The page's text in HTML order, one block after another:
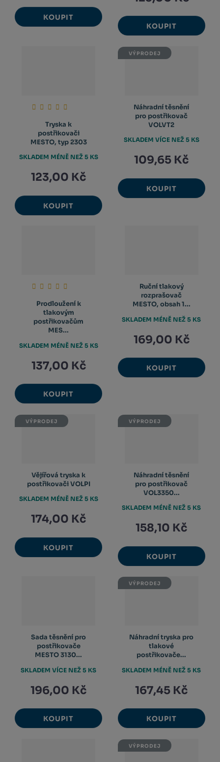
KOUPIT
KOUPIT
Tryska k
postřikovači
MESTO, typ 2303
123,00 Kč
KOUPIT
SKLADEM MÉNĚ NEŽ 5 KS
VÝPRODEJ
Náhradní těsnění
pro postřikovač
VOLVT2
109,65 Kč
KOUPIT
SKLADEM VÍCE NEŽ 5 KS
Prodloužení k
tlakovým
postřikovačům
MES...
137,00 Kč
KOUPIT
SKLADEM MÉNĚ NEŽ 5 KS
Ruční tlakový
rozprašovač
MESTO, obsah 1...
169,00 Kč
KOUPIT
SKLADEM MÉNĚ NEŽ 5 KS
VÝPRODEJ
Vějířová tryska k
postřikovači VOLPI
174,00 Kč
KOUPIT
SKLADEM MÉNĚ NEŽ 5 KS
VÝPRODEJ
Náhradní těsnění
pro postřikovač
VOL3350...
158,10 Kč
KOUPIT
SKLADEM MÉNĚ NEŽ 5 KS
Sada těsnění pro
postřikovače
MESTO 3130...
196,00 Kč
KOUPIT
SKLADEM VÍCE NEŽ 5 KS
VÝPRODEJ
Náhradní tryska pro
tlakové
postřikovače...
167,45 Kč
KOUPIT
SKLADEM MÉNĚ NEŽ 5 KS
VÝPRODEJ